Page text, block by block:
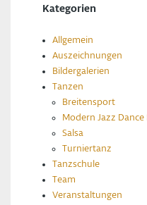
Kategorien
Allgemein
Auszeichnungen
Bildergalerien
Tanzen
Breitensport
Modern Jazz
Salsa
Turniertanz
Tanzschule
Team
Veranstaltungen